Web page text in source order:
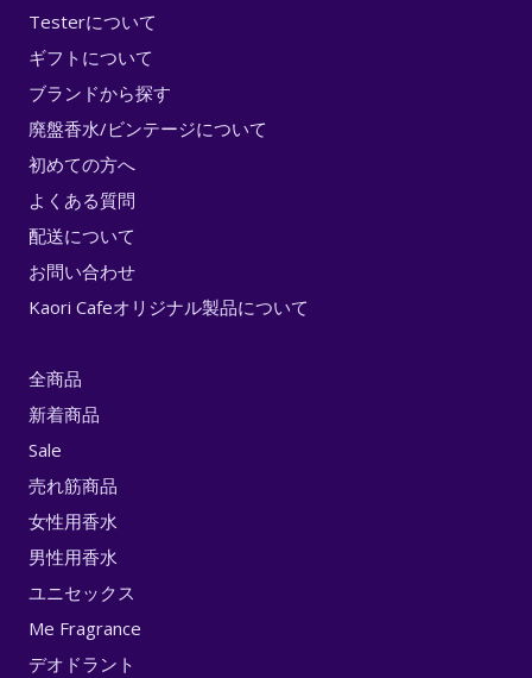
Testerについて
ギフトについて
ブランドから探す
廃盤香水/ビンテージについて
初めての方へ
よくある質問
配送について
お問い合わせ
Kaori Cafeオリジナル製品について
全商品
新着商品
Sale
売れ筋商品
女性用香水
男性用香水
ユニセックス
Me Fragrance
デオドラント